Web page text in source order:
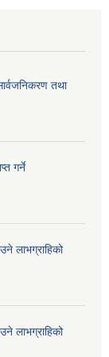
तथा
गर्ने
लाभग्राहिको
लाभग्राहिको